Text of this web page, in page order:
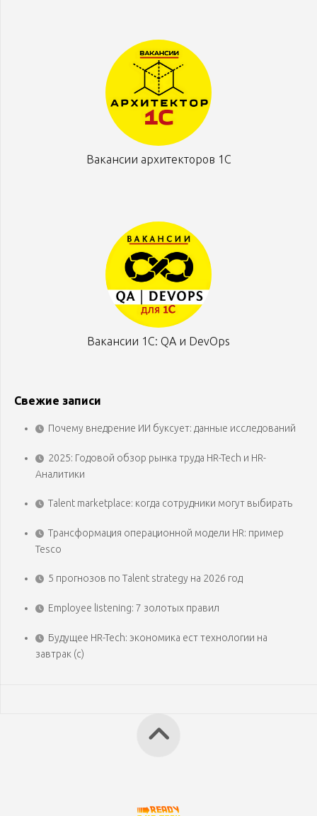
Вакансии архитекторов 1С
Вакансии 1С: QA и DevOps
Свежие записи
Почему внедрение ИИ буксует: данные исследований
2025: Годовой обзор рынка труда HR-Tech и HR-
Аналитики
Talent marketplace: когда сотрудники могут выбирать
Трансформация операционной модели HR: пример
Tesco
5 прогнозов по Talent strategy на 2026 год
Employee listening: 7 золотых правил
Будущее HR-Tech: экономика ест технологии на
завтрак (с)